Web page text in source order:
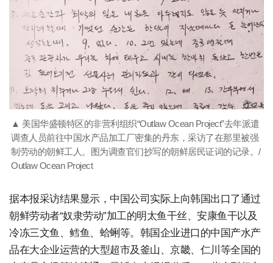
▲ 美国华盛顿特区的非营利组织“Outlaw Ocean Project”去年派遣
调查人员前往中国水产品加工厂密集的丹东，采访了在那里被强
制劳动的朝鲜工人。图为调查官们抄写的朝鲜居民证词的记录。/
Outlaw Ocean Project
据本报采访结果显示，中国公司实际上向韩国出口了通过
朝鲜劳动者“奴隶劳动”加工的明太鱼干丝、安康鱼干以及
冷冻三文鱼、鳕鱼、蛤蜊等。韩国企业进口的中国产水产
品在大企业运营的大型超市及釜山、京畿、仁川等全国的